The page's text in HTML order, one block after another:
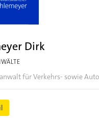
Dirk
für Verkehrs- sowie